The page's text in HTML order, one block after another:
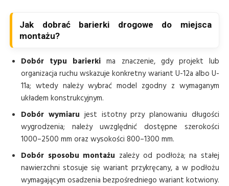
Jak dobrać barierki drogowe do miejsca
montażu?
Dobór typu barierki ma znaczenie, gdy projekt lub
organizacja ruchu wskazuje konkretny wariant U-12a albo U-
11a; wtedy należy wybrać model zgodny z wymaganym
układem konstrukcyjnym.
Dobór wymiaru jest istotny przy planowaniu długości
wygrodzenia; należy uwzględnić dostępne szerokości
1000–2500 mm oraz wysokości 800–1300 mm.
Dobór sposobu montażu zależy od podłoża; na stałej
nawierzchni stosuje się wariant przykręcany, a w podłożu
wymagającym osadzenia bezpośredniego wariant kotwiony.